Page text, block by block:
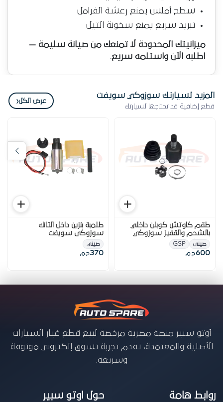
سطح أملس يمنع رعشة الفرامل
تبريد سريع يمنع سخونة التيل
ميزانيتك المحدودة لا تمنعك من صيانة سليمة —
اطلبه الآن واستلمه سريع.
المزيد لسيارتك سوزوكي سويفت
قطع إضافية قد تحتاجها لسيارتك
عرض الكل‹
طقم كاوتش كوبلن داخلي
بالشحم والقفيز سوزوكي
سويفت
صينى GSP
600ج.م
طلمبة بنزين داخل التانك
سوزوكى سويفت
صيني
370ج.م
أوتو سبير منصة مصرية مرخصة لبيع قطع غيار السيارات
الأصلية والمعتمدة، تقدم تجربة تسوق إلكتروني موثوقة
وسريعة.
روابط هامة حول اوتو سبير